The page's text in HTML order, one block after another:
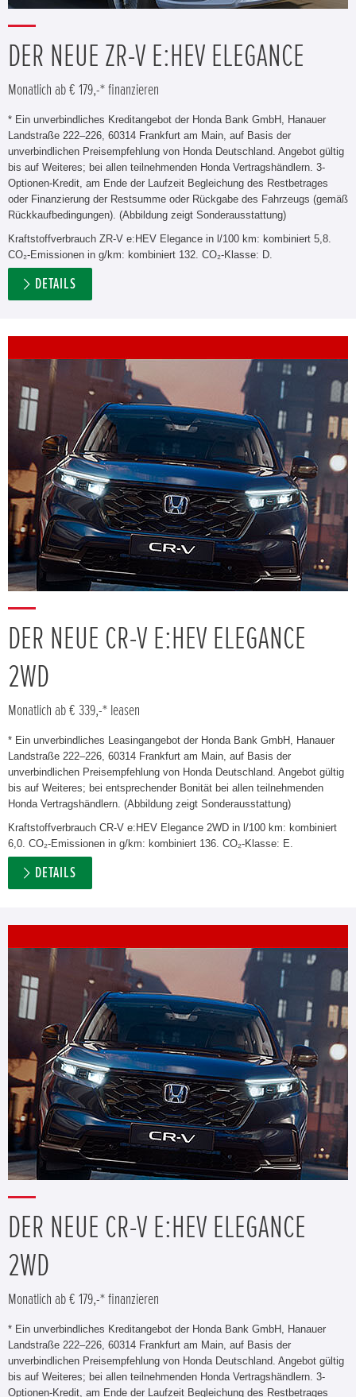
DER NEUE ZR-V E:HEV ELEGANCE
Monatlich ab € 179,-* finanzieren
* Ein unverbindliches Kreditangebot der Honda Bank GmbH, Hanauer
Landstraße 222–226, 60314 Frankfurt am Main, auf Basis der
unverbindlichen Preisempfehlung von Honda Deutschland. Angebot gültig
bis auf Weiteres; bei allen teilnehmenden Honda Vertragshändlern. 3-
Optionen-Kredit, am Ende der Laufzeit Begleichung des Restbetrages
oder Finanzierung der Restsumme oder Rückgabe des Fahrzeugs (gemäß
Rückkaufbedingungen). (Abbildung zeigt Sonderausstattung)
Kraftstoffverbrauch ZR-V e:HEV Elegance in l/100 km: kombiniert 5,8.
CO₂-Emissionen in g/km: kombiniert 132. CO₂-Klasse: D.
DETAILS
DER NEUE CR-V E:HEV ELEGANCE
2WD
Monatlich ab € 339,-* leasen
* Ein unverbindliches Leasingangebot der Honda Bank GmbH, Hanauer
Landstraße 222–226, 60314 Frankfurt am Main, auf Basis der
unverbindlichen Preisempfehlung von Honda Deutschland. Angebot gültig
bis auf Weiteres; bei entsprechender Bonität bei allen teilnehmenden
Honda Vertragshändlern. (Abbildung zeigt Sonderausstattung)
Kraftstoffverbrauch CR-V e:HEV Elegance 2WD in l/100 km: kombiniert
6,0. CO₂-Emissionen in g/km: kombiniert 136. CO₂-Klasse: E.
DETAILS
DER NEUE CR-V E:HEV ELEGANCE
2WD
Monatlich ab € 179,-* finanzieren
* Ein unverbindliches Kreditangebot der Honda Bank GmbH, Hanauer
Landstraße 222–226, 60314 Frankfurt am Main, auf Basis der
unverbindlichen Preisempfehlung von Honda Deutschland. Angebot gültig
bis auf Weiteres; bei allen teilnehmenden Honda Vertragshändlern. 3-
Optionen-Kredit, am Ende der Laufzeit Begleichung des Restbetrages